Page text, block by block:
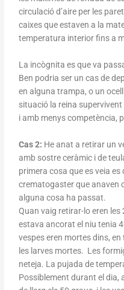
circulació d’aire per les
caixes que estaven a la
temperatura interior fins a
La incògnita es que va
Ben podria ser un cas de
en alguna trampa, o un
situació la reina
i amb menys competència,
Cas 2: He anat a retirar un
amb sostre ceràmic i de
primera cosa que es veia
crematogaster que anaven
alguna cosa ha passat.
Quan vaig retirar-lo eren
estava ancorat el niu tenia
vespes eren mortes dins,
les larves mortes. Les
neteja. La pujada de
Possiblement durant el dia,